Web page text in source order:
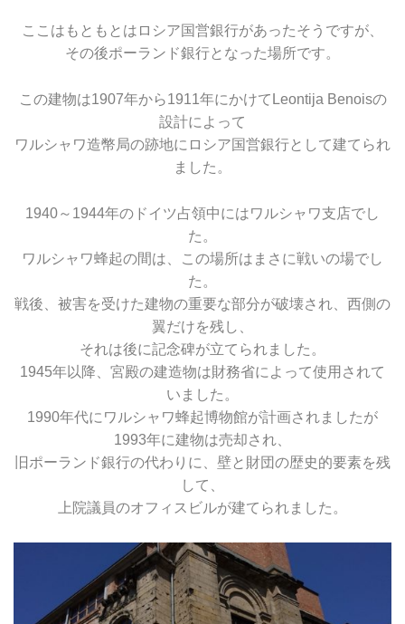
ここはもともとはロシア国営銀行があったそうですが、
その後ポーランド銀行となった場所です。
この建物は1907年から1911年にかけてLeontija Benoisの
設計によって
ワルシャワ造幣局の跡地にロシア国営銀行として建てられ
ました。
1940～1944年のドイツ占領中にはワルシャワ支店でし
た。
ワルシャワ蜂起の間は、この場所はまさに戦いの場でし
た。
戦後、被害を受けた建物の重要な部分が破壊され、西側の
翼だけを残し、
それは後に記念碑が立てられました。
1945年以降、宮殿の建造物は財務省によって使用されて
いました。
1990年代にワルシャワ蜂起博物館が計画されましたが
1993年に建物は売却され、
旧ポーランド銀行の代わりに、壁と財団の歴史的要素を残
して、
上院議員のオフィスビルが建てられました。